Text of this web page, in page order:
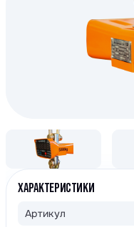
ХАРАКТЕРИСТИКИ
Артикул